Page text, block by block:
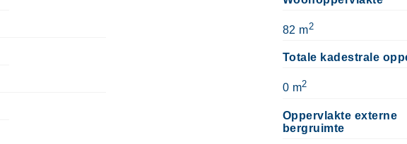
82 m2
Totale kadestrale
0 m2
Oppervlakte externe
bergruimte